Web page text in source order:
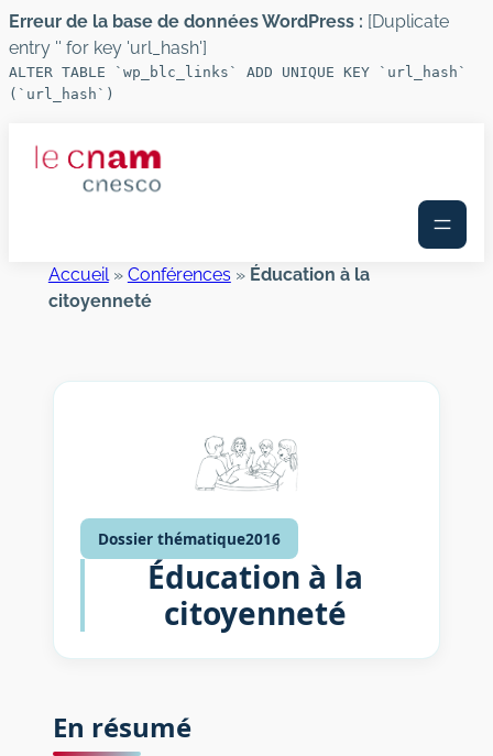
Erreur de la base de données WordPress : [Duplicate
entry '' for key 'url_hash']
ALTER TABLE `wp_blc_links` ADD UNIQUE KEY `url_hash`
(`url_hash`)
Accueil» Conférences» Éducation à la
citoyenneté
Dossier thématique2016
Éducation à la
citoyenneté
En résumé